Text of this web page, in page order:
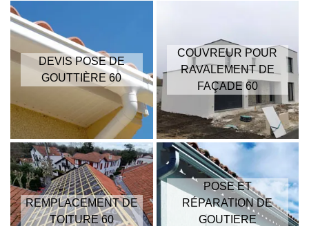
DEVIS POSE DE
GOUTTIÈRE 60
COUVREUR POUR
RAVALEMENT DE
FAÇADE 60
REMPLACEMENT DE
TOITURE 60
POSE ET
RÉPARATION DE
GOUTIERE